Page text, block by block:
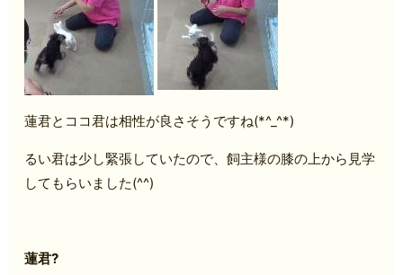
蓮君とココ君は相性が良さそうですね(*^_^*)
るい君は少し緊張していたので、飼主様の膝の上から見学
してもらいました(^^)
蓮君?